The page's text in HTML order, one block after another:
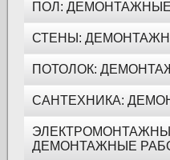
ПОЛ:
СТЕНЫ:
ПОТОЛОК:
САНТЕХНИКА:
ДЕМОНТАЖНЫЕ